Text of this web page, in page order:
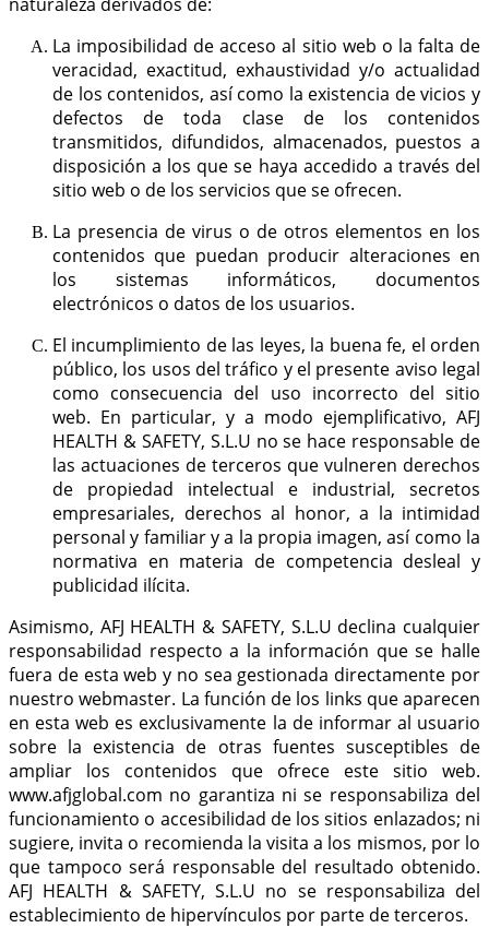
La imposibilidad de acceso al sitio web o la falta de
veracidad, exactitud, exhaustividad y/o actualidad
de los contenidos, así como la existencia de vicios y
defectos de toda clase de los contenidos
transmitidos, difundidos, almacenados, puestos a
disposición a los que se haya accedido a través del
sitio web o de los servicios que se ofrecen.
La presencia de virus o de otros elementos en los
contenidos que puedan producir alteraciones en
los sistemas informáticos, documentos
electrónicos o datos de los usuarios.
El incumplimiento de las leyes, la buena fe, el orden
público, los usos del tráfico y el presente aviso legal
como consecuencia del uso incorrecto del sitio
web. En particular, y a modo ejemplificativo, AFJ
HEALTH & SAFETY, S.L.U no se hace responsable de
las actuaciones de terceros que vulneren derechos
de propiedad intelectual e industrial, secretos
empresariales, derechos al honor, a la intimidad
personal y familiar y a la propia imagen, así como la
normativa en materia de competencia desleal y
publicidad ilícita.
Asimismo, AFJ HEALTH & SAFETY, S.L.U declina cualquier
responsabilidad respecto a la información que se halle
fuera de esta web y no sea gestionada directamente por
nuestro webmaster. La función de los links que aparecen
en esta web es exclusivamente la de informar al usuario
sobre la existencia de otras fuentes susceptibles de
ampliar los contenidos que ofrece este sitio web.
www.afjglobal.com no garantiza ni se responsabiliza del
funcionamiento o accesibilidad de los sitios enlazados; ni
sugiere, invita o recomienda la visita a los mismos, por lo
que tampoco será responsable del resultado obtenido.
AFJ HEALTH & SAFETY, S.L.U no se responsabiliza del
establecimiento de hipervínculos por parte de terceros.